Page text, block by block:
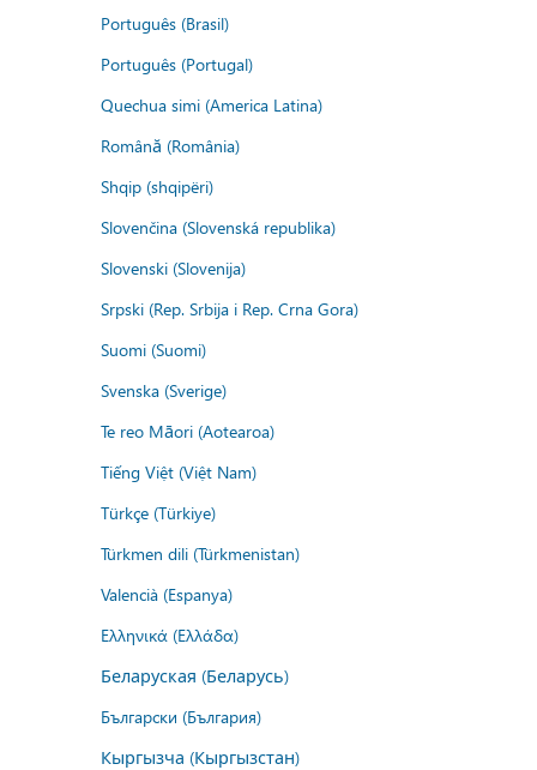
Português (Brasil)
Português (Portugal)
Quechua simi (America Latina)
Română (România)
Shqip (shqipëri)
Slovenčina (Slovenská republika)
Slovenski (Slovenija)
Srpski (Rep. Srbija i Rep. Crna Gora)
Suomi (Suomi)
Svenska (Sverige)
Te reo Māori (Aotearoa)
Tiếng Việt (Việt Nam)
Türkçe (Türkiye)
Türkmen dili (Türkmenistan)
Valencià (Espanya)
Ελληνικά (Ελλάδα)
Беларуская (Беларусь)
Български (България)
Кыргызча (Кыргызстан)